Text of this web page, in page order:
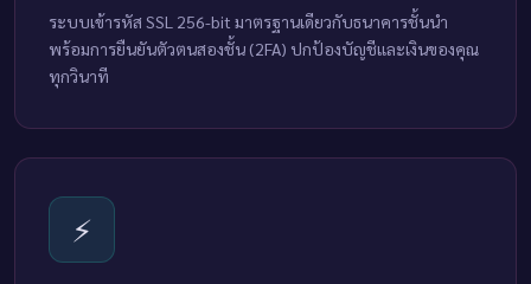
ระบบเข้ารหัส SSL 256-bit มาตรฐานเดียวกับธนาคารชั้นนำ
พร้อมการยืนยันตัวตนสองชั้น (2FA) ปกป้องบัญชีและเงินของคุณ
ทุกวินาที
⚡